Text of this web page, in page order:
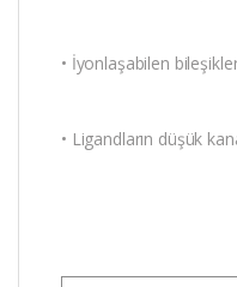
• İyonlaşabilen
• Ligandların düşük